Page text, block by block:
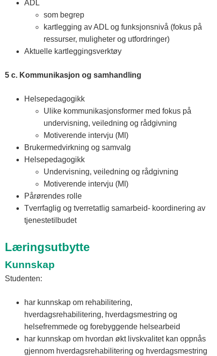
ADL
som begrep
kartlegging av ADL og funksjonsnivå (fokus på
ressurser, muligheter og utfordringer)
Aktuelle kartleggingsverktøy
5 c. Kommunikasjon og samhandling
Helsepedagogikk
Ulike kommunikasjonsformer med fokus på
undervisning, veiledning og rådgivning
Motiverende intervju (MI)
Brukermedvirkning og samvalg
Helsepedagogikk
Undervisning, veiledning og rådgivning
Motiverende intervju (MI)
Pårørendes rolle
Tverrfaglig og tverretatlig samarbeid- koordinering av
tjenestetilbudet
Læringsutbytte
Kunnskap
Studenten:
har kunnskap om rehabilitering,
hverdagsrehabilitering, hverdagsmestring og
helsefremmede og forebyggende helsearbeid
har kunnskap om hvordan økt livskvalitet kan oppnås
gjennom hverdagsrehabilitering og hverdagsmestring